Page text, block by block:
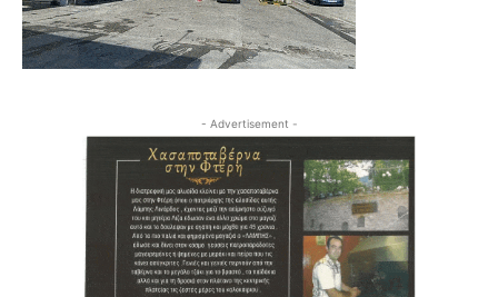
- Advertisement -